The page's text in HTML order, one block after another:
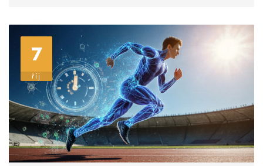
7
říj